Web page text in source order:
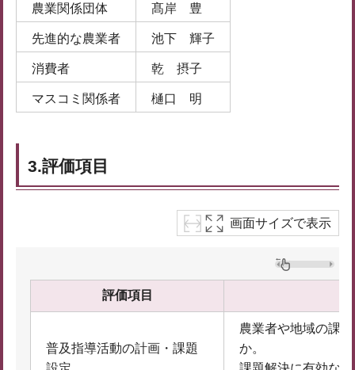
農業関係団体 髙岸 豊
先進的な農業者 池下 輝子
消費者 乾 摂子
マスコミ関係者 樋口 明
3.評価項目
画面サイズで表示
評価項目
普及指導活動の計画・課題
農業者や地域の課
か。